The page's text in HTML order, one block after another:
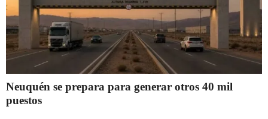
Neuquén se prepara para generar otros 40 mil
puestos